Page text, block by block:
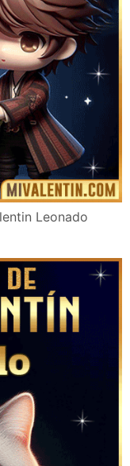
Leonado